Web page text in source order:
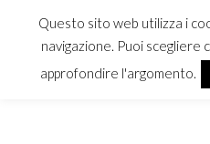
MENU
Questo sito web utilizza i
navigazione. Puoi scegliere
approfondire l'argomento.